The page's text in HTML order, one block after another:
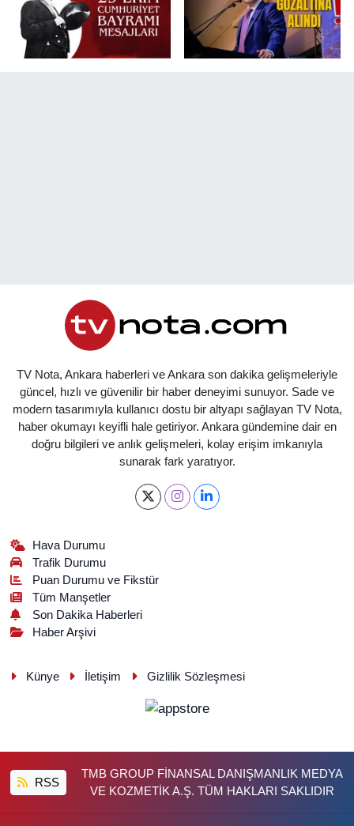
TV Nota, Ankara haberleri ve Ankara son dakika gelişmeleriyle
güncel, hızlı ve güvenilir bir haber deneyimi sunuyor. Sade ve
modern tasarımıyla kullanıcı dostu bir altyapı sağlayan TV Nota,
haber okumayı keyifli hale getiriyor. Ankara gündemine dair en
doğru bilgileri ve anlık gelişmeleri, kolay erişim imkanıyla
sunarak fark yaratıyor.
Hava Durumu
Trafik Durumu
Puan Durumu ve Fikstür
Tüm Manşetler
Son Dakika Haberleri
Haber Arşivi
Künye İletişim Gizlilik Sözleşmesi
RSS
TMB GROUP FİNANSAL DANIŞMANLIK MEDYA
VE KOZMETİK A.Ş. TÜM HAKLARI SAKLIDIR